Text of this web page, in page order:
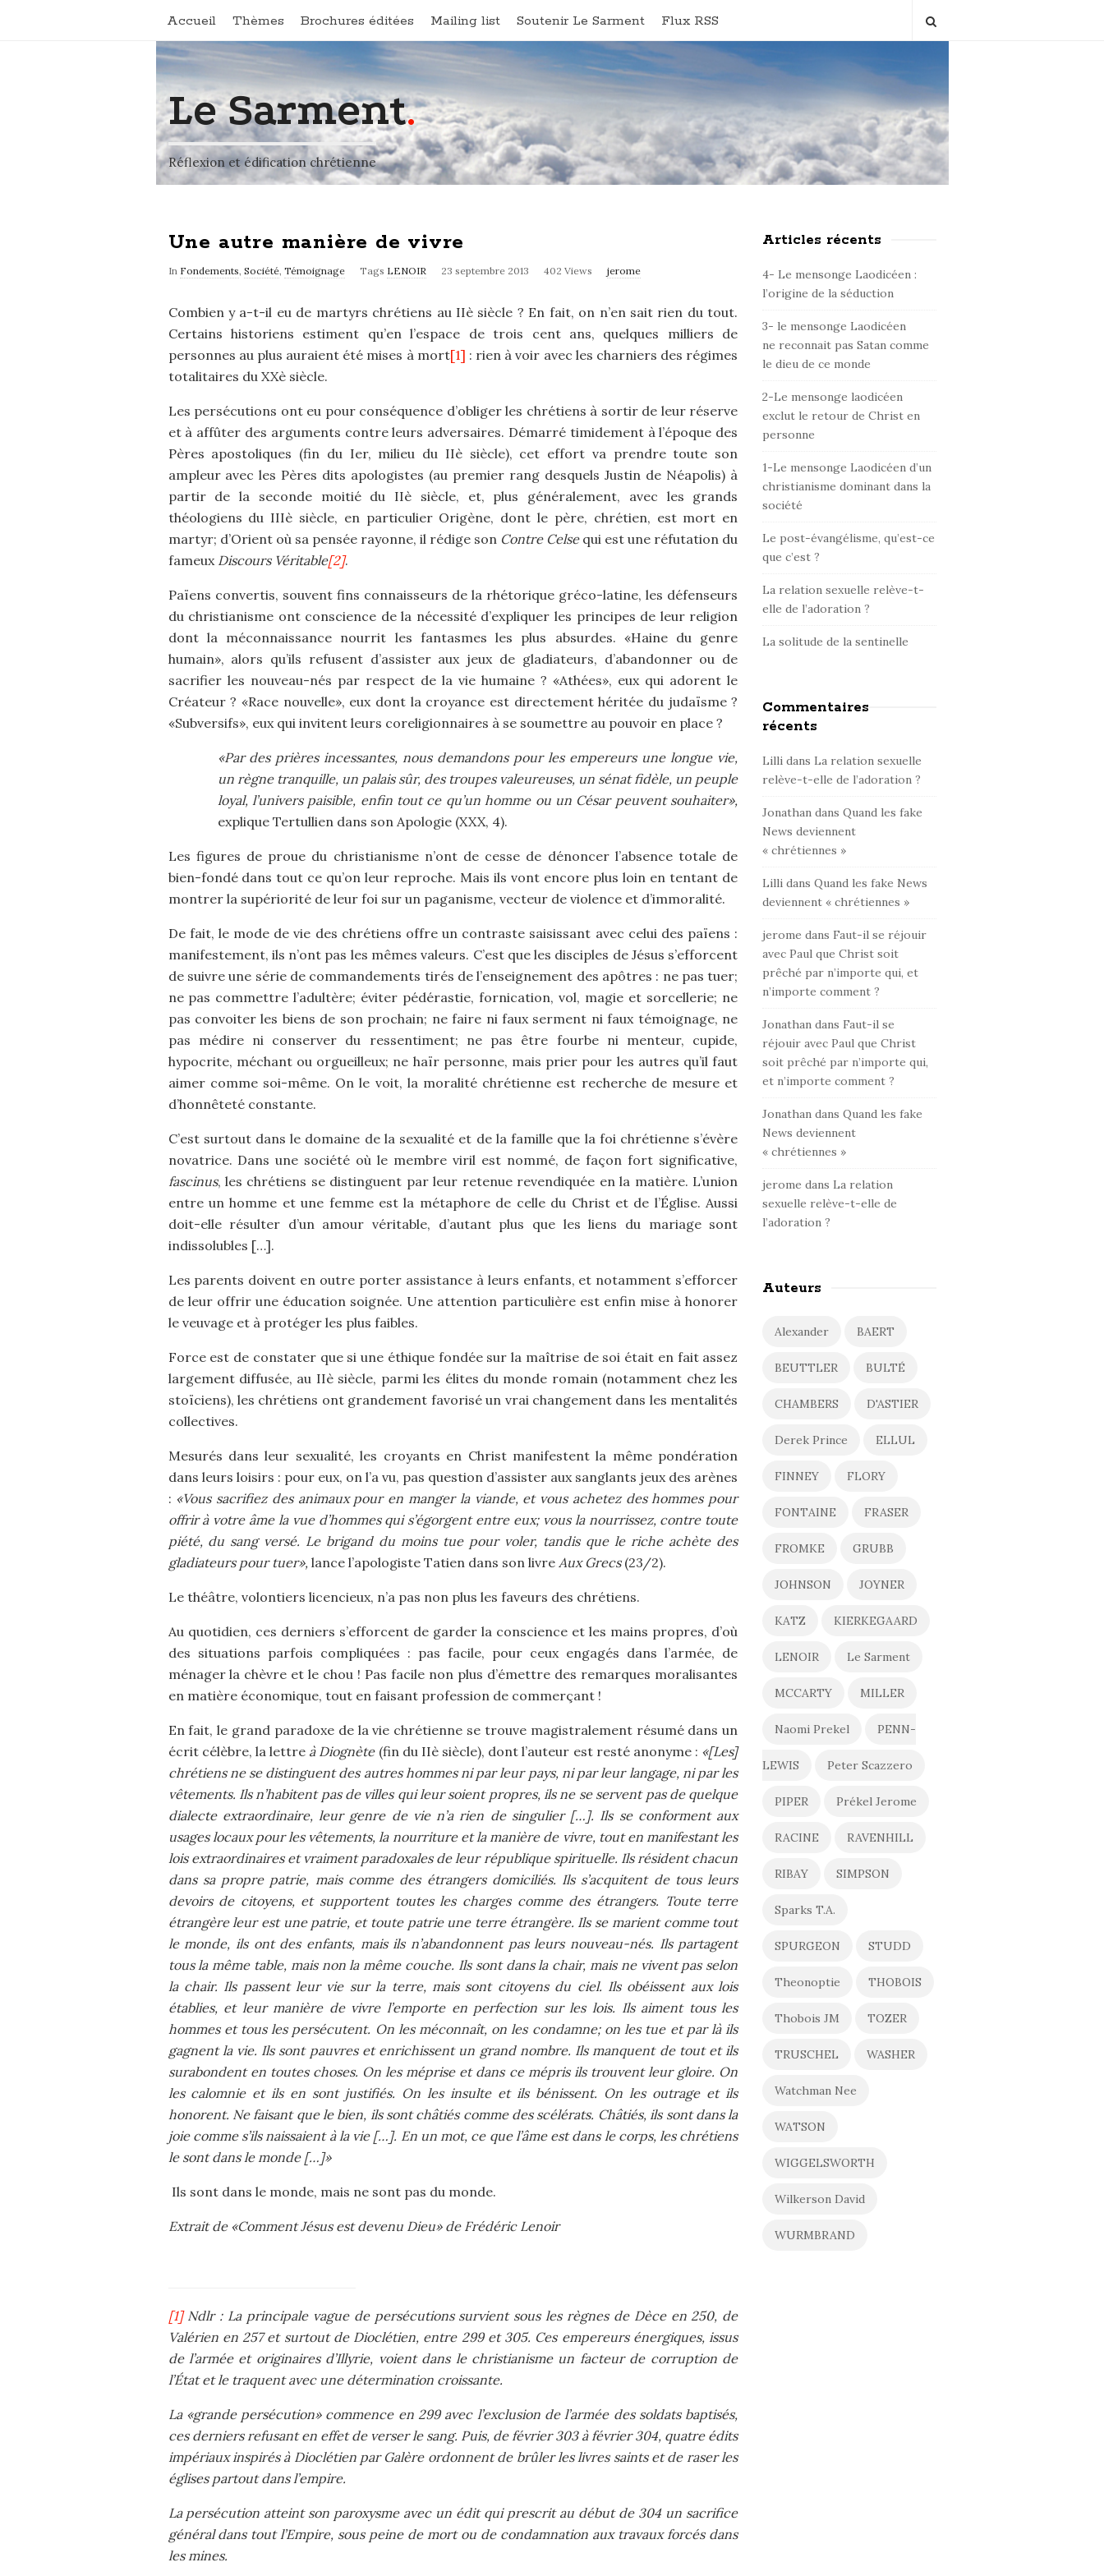
Accueil Thèmes Brochures éditées Mailing list Soutenir Le Sarment Flux RSS
Le Sarment.
Réflexion et édification chrétienne
Une autre manière de vivre
In Fondements, Société, Témoignage Tags LENOIR 23 septembre 2013 402 Views jerome
Combien y a-t-il eu de martyrs chrétiens au IIè siècle ? En fait, on n’en sait rien du tout.
Certains historiens estiment qu’en l’espace de trois cent ans, quelques milliers de
personnes au plus auraient été mises à mort[1] : rien à voir avec les charniers des régimes
totalitaires du XXè siècle.
Les persécutions ont eu pour conséquence d’obliger les chrétiens à sortir de leur réserve
et à affûter des arguments contre leurs adversaires. Démarré timidement à l’époque des
Pères apostoliques (fin du Ier, milieu du IIè siècle), cet effort va prendre toute son
ampleur avec les Pères dits apologistes (au premier rang desquels Justin de Néapolis) à
partir de la seconde moitié du IIè siècle, et, plus généralement, avec les grands
théologiens du IIIè siècle, en particulier Origène, dont le père, chrétien, est mort en
martyr; d’Orient où sa pensée rayonne, il rédige son Contre Celsequi est une réfutation du
fameux Discours Véritable[2].
Païens convertis, souvent fins connaisseurs de la rhétorique gréco-latine, les défenseurs
du christianisme ont conscience de la nécessité d’expliquer les principes de leur religion
dont la méconnaissance nourrit les fantasmes les plus absurdes. «Haine du genre
humain», alors qu’ils refusent d’assister aux jeux de gladiateurs, d’abandonner ou de
sacrifier les nouveau-nés par respect de la vie humaine ? «Athées», eux qui adorent le
Créateur ? «Race nouvelle», eux dont la croyance est directement héritée du judaïsme ?
«Subversifs», eux qui invitent leurs coreligionnaires à se soumettre au pouvoir en place ?
«Par des prières incessantes, nous demandons pour les empereurs une longue vie,
un règne tranquille, un palais sûr, des troupes valeureuses, un sénat fidèle, un peuple
loyal, l’univers paisible, enfin tout ce qu’un homme ou un César peuvent souhaiter»,
explique Tertullien dans son Apologie (XXX, 4).
Les figures de proue du christianisme n’ont de cesse de dénoncer l’absence totale de
bien-fondé dans tout ce qu’on leur reproche. Mais ils vont encore plus loin en tentant de
montrer la supériorité de leur foi sur un paganisme, vecteur de violence et d’immoralité.
De fait, le mode de vie des chrétiens offre un contraste saisissant avec celui des païens :
manifestement, ils n’ont pas les mêmes valeurs. C’est que les disciples de Jésus s’efforcent
de suivre une série de commandements tirés de l’enseignement des apôtres : ne pas tuer;
ne pas commettre l’adultère; éviter pédérastie, fornication, vol, magie et sorcellerie; ne
pas convoiter les biens de son prochain; ne faire ni faux serment ni faux témoignage, ne
pas médire ni conserver du ressentiment; ne pas être fourbe ni menteur, cupide,
hypocrite, méchant ou orgueilleux; ne haïr personne, mais prier pour les autres qu’il faut
aimer comme soi-même. On le voit, la moralité chrétienne est recherche de mesure et
d’honnêteté constante.
C’est surtout dans le domaine de la sexualité et de la famille que la foi chrétienne s’évère
novatrice. Dans une société où le membre viril est nommé, de façon fort significative,
fascinus, les chrétiens se distinguent par leur retenue revendiquée en la matière. L’union
entre un homme et une femme est la métaphore de celle du Christ et de l’Église. Aussi
doit-elle résulter d’un amour véritable, d’autant plus que les liens du mariage sont
indissolubles […].
Les parents doivent en outre porter assistance à leurs enfants, et notamment s’efforcer
de leur offrir une éducation soignée. Une attention particulière est enfin mise à honorer
le veuvage et à protéger les plus faibles.
Force est de constater que si une éthique fondée sur la maîtrise de soi était en fait assez
largement diffusée, au IIè siècle, parmi les élites du monde romain (notamment chez les
stoïciens), les chrétiens ont grandement favorisé un vrai changement dans les mentalités
collectives.
Mesurés dans leur sexualité, les croyants en Christ manifestent la même pondération
dans leurs loisirs : pour eux, on l’a vu, pas question d’assister aux sanglants jeux des arènes
: «Vous sacrifiez des animaux pour en manger la viande, et vous achetez des hommes pour
offrir à votre âme la vue d’hommes qui s’égorgent entre eux; vous la nourrissez, contre toute
piété, du sang versé. Le brigand du moins tue pour voler, tandis que le riche achète des
gladiateurs pour tuer»,lance l’apologiste Tatien dans son livre Aux Grecs(23/2).
Le théâtre, volontiers licencieux, n’a pas non plus les faveurs des chrétiens.
Au quotidien, ces derniers s’efforcent de garder la conscience et les mains propres, d’où
des situations parfois compliquées : pas facile, pour ceux engagés dans l’armée, de
ménager la chèvre et le chou ! Pas facile non plus d’émettre des remarques moralisantes
en matière économique, tout en faisant profession de commerçant !
En fait, le grand paradoxe de la vie chrétienne se trouve magistralement résumé dans un
écrit célèbre, la lettre à Diognète(fin du IIè siècle), dont l’auteur est resté anonyme : «[Les]
chrétiens ne se distinguent des autres hommes ni par leur pays, ni par leur langage, ni par les
vêtements. Ils n’habitent pas de villes qui leur soient propres, ils ne se servent pas de quelque
dialecte extraordinaire, leur genre de vie n’a rien de singulier […]. Ils se conforment aux
usages locaux pour les vêtements, la nourriture et la manière de vivre, tout en manifestant les
lois extraordinaires et vraiment paradoxales de leur république spirituelle. Ils résident chacun
dans sa propre patrie, mais comme des étrangers domiciliés. Ils s’acquitent de tous leurs
devoirs de citoyens, et supportent toutes les charges comme des étrangers. Toute terre
étrangère leur est une patrie, et toute patrie une terre étrangère. Ils se marient comme tout
le monde, ils ont des enfants, mais ils n’abandonnent pas leurs nouveau-nés. Ils partagent
tous la même table, mais non la même couche. Ils sont dans la chair, mais ne vivent pas selon
la chair. Ils passent leur vie sur la terre, mais sont citoyens du ciel. Ils obéissent aux lois
établies, et leur manière de vivre l’emporte en perfection sur les lois. Ils aiment tous les
hommes et tous les persécutent. On les méconnaît, on les condamne; on les tue et par là ils
gagnent la vie. Ils sont pauvres et enrichissent un grand nombre. Ils manquent de tout et ils
surabondent en toutes choses. On les méprise et dans ce mépris ils trouvent leur gloire. On
les calomnie et ils en sont justifiés. On les insulte et ils bénissent. On les outrage et ils
honorent. Ne faisant que le bien, ils sont châtiés comme des scélérats. Châtiés, ils sont dans la
joie comme s’ils naissaient à la vie […]. En un mot, ce que l’âme est dans le corps, les chrétiens
le sont dans le monde […]»
Ils sont dans le monde, mais ne sont pas du monde.
Extrait de «Comment Jésus est devenu Dieu» de Frédéric Lenoir
[1]Ndlr : La principale vague de persécutions survient sous les règnes de Dèce en 250, de
Valérien en 257 et surtout de Dioclétien, entre 299 et 305. Ces empereurs énergiques, issus
de l’armée et originaires d’Illyrie, voient dans le christianisme un facteur de corruption de
l’État et le traquent avec une détermination croissante.
La «grande persécution» commence en 299 avec l’exclusion de l’armée des soldats baptisés,
ces derniers refusant en effet de verser le sang. Puis, de février 303 à février 304, quatre édits
impériaux inspirés à Dioclétien par Galère ordonnent de brûler les livres saints et de raser les
églises partout dans l’empire.
La persécution atteint son paroxysme avec un édit qui prescrit au début de 304 un sacrifice
général dans tout l’Empire, sous peine de mort ou de condamnation aux travaux forcés dans
les mines.
S
t
S
i
d
e
b
a
Articles récents
4- Le mensonge Laodicéen :
l’origine de la séduction
3- le mensonge Laodicéen
ne reconnait pas Satan comme
le dieu de ce monde
2-Le mensonge laodicéen
exclut le retour de Christ en
personne
1-Le mensonge Laodicéen d’un
christianisme dominant dans la
société
Le post-évangélisme, qu’est-ce
que c’est ?
La relation sexuelle relève-t-
elle de l’adoration ?
La solitude de la sentinelle
Commentaires
récents
Lilli dans La relation sexuelle
relève-t-elle de l’adoration ?
Jonathan dansQuand les fake
News deviennent
« chrétiennes »
Lilli dansQuand les fake News
deviennent « chrétiennes »
jerome dans Faut-il se réjouir
avec Paul que Christ soit
prêché par n’importe qui, et
n’importe comment ?
Jonathan dans Faut-il se
réjouir avec Paul que Christ
soit prêché par n’importe qui,
et n’importe comment ?
Jonathan dansQuand les fake
News deviennent
« chrétiennes »
jerome dans La relation
sexuelle relève-t-elle de
l’adoration ?
Auteurs
Alexander BAERT
BEUTTLER BULTÉ
CHAMBERS D'ASTIER
Derek Prince ELLUL
FINNEY FLORY
FONTAINE FRASER
FROMKE GRUBB
JOHNSON JOYNER
KATZ KIERKEGAARD
LENOIR Le Sarment
MCCARTY MILLER
Naomi Prekel PENN-
LEWIS Peter Scazzero
PIPER Prékel Jerome
RACINE RAVENHILL
RIBAY SIMPSON
Sparks T.A.
SPURGEON STUDD
Theonoptie THOBOIS
Thobois JM TOZER
TRUSCHEL WASHER
Watchman Nee
WATSON
WIGGELSWORTH
Wilkerson David
WURMBRAND